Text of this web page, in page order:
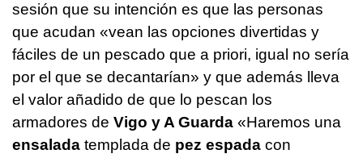
sesión que su intención es que las personas
que acudan «vean las opciones divertidas y
fáciles de un pescado que a priori, igual no sería
por el que se decantarían» y que además lleva
el valor añadido de que lo pescan los
armadores de Vigo y A Guarda «Haremos una
ensalada templada de pez espada con